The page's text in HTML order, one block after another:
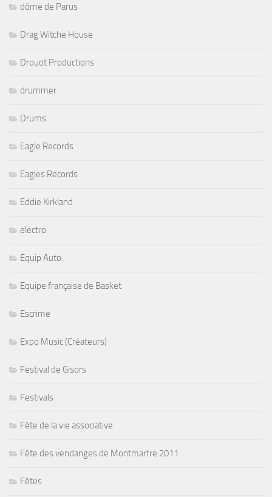
dôme de Parus
Drag Witche House
Drouot Productions
drummer
Drums
Eagle Records
Eagles Records
Eddie Kirkland
electro
Equip Auto
Equipe française de Basket
Escrime
Expo Music (Créateurs)
Festival de Gisors
Festivals
Fête de la vie associative
Fête des vendanges de Montmartre 2011
Fêtes